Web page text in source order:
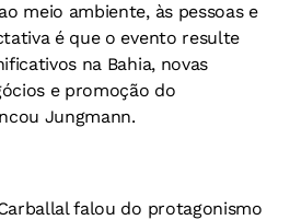
meio ambiente, às pessoas e
é que o evento resulte
na Bahia, novas
e promoção do
Jungmann.
falou do protagonismo